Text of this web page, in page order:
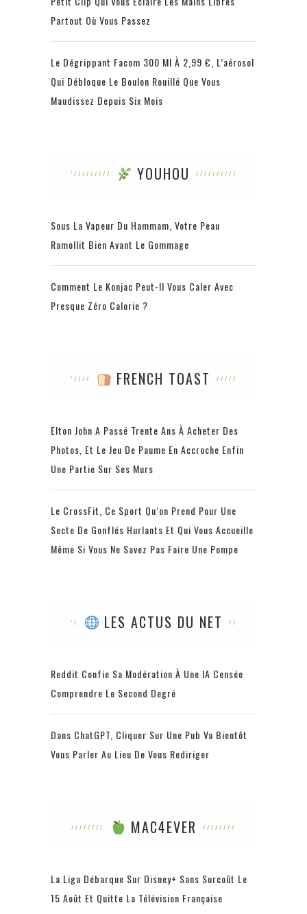
Partout Où Vous Passez
Le Dégrippant Facom 300 Ml À 2,99 €, L’aérosol
Qui Débloque Le Boulon Rouillé Que Vous
Maudissez Depuis Six Mois
YOUHOU
Sous La Vapeur Du Hammam, Votre Peau
Ramollit Bien Avant Le Gommage
Comment Le Konjac Peut-Il Vous Caler Avec
Presque Zéro Calorie ?
FRENCH TOAST
Elton John A Passé Trente Ans À Acheter Des
Photos, Et Le Jeu De Paume En Accroche Enfin
Une Partie Sur Ses Murs
Le CrossFit, Ce Sport Qu’on Prend Pour Une
Secte De Gonflés Hurlants Et Qui Vous Accueille
Même Si Vous Ne Savez Pas Faire Une Pompe
LES ACTUS DU NET
Reddit Confie Sa Modération À Une IA Censée
Comprendre Le Second Degré
Dans ChatGPT, Cliquer Sur Une Pub Va Bientôt
Vous Parler Au Lieu De Vous Rediriger
MAC4EVER
La Liga Débarque Sur Disney+ Sans Surcoût Le
15 Août Et Quitte La Télévision Française